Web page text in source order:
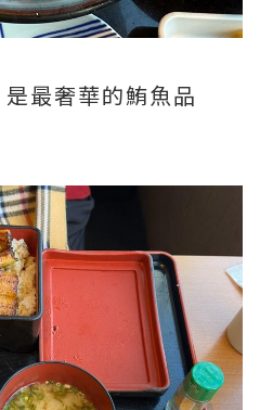
最奢華的鮪魚品